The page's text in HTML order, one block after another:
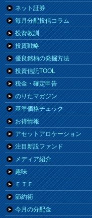
ネット証券
毎月分配投信コラム
投資教訓
投資戦略
優良銘柄の発掘方法
投資信託TOOL
税金・確定申告
のりたマガジン
基準価格チェック
お得情報
アセットアロケーション
注目新設ファンド
メディア紹介
趣味
ＥＴＦ
節約術
今月の分配金